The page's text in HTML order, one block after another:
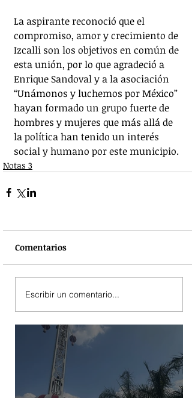
La aspirante reconoció que el
compromiso, amor y crecimiento de
Izcalli son los objetivos en común de
esta unión, por lo que agradeció a
Enrique Sandoval y a la asociación
“Unámonos y luchemos por México”
hayan formado un grupo fuerte de
hombres y mujeres que más allá de
la política han tenido un interés
social y humano por este municipio.
Notas 3
Comentarios
Escribir un comentario...